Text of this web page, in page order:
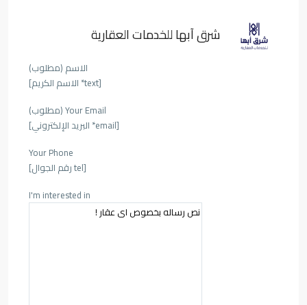
شرق آبها للخدمات العقارية
الاسم (مطلوب)
[text* الاسم الكريم]
Your Email (مطلوب)
[email* البريد الإلكتروني]
Your Phone
[tel رقم الجوال]
I'm interested in